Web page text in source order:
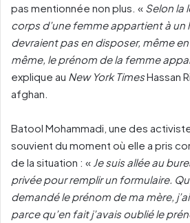
pas mentionnée non plus. « Selon la
corps d’une femme appartient à un
devraient pas en disposer, même
même, le prénom de la femme
explique au New York TimesHassan
afghan.
Batool Mohammadi, une des
souvient du moment où elle a pris
de la situation : « Je suis allée au
privée pour remplir un formulaire.
demandé le prénom de ma mère,
parce qu’en fait j’avais oublié le